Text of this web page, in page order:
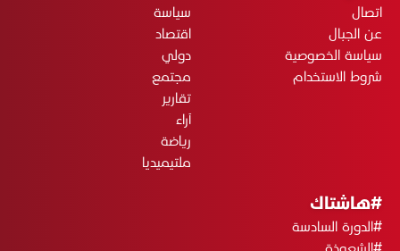
اتصال
عن الجبال
سياسة الخصوصية
شروط الاستخدام
سياسة
اقتصاد
دولي
مجتمع
تقارير
آراء
رياضة
ملتيميديا
#هاشتاك
#الدورة السادسة
#الشعوذة